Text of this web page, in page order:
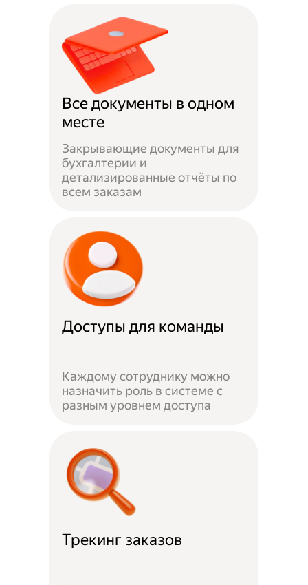
Все документы в одном
месте
Закрывающие документы для
бухгалтерии и
детализированные отчёты по
всем заказам
Доступы для команды
Каждому сотруднику можно
назначить роль в системе с
разным уровнем доступа
Трекинг заказов